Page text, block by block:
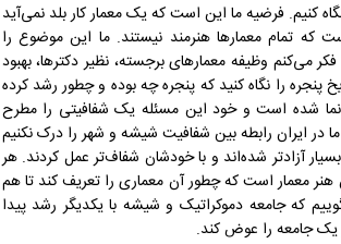
کنیم. فرضیه ما این است که یک معمار کار بلد نمی‌آید
تمام معمارها هنرمند نیستند. ما این موضوع را
وظیفه معمارهای برجسته، نظیر دکترها، بهبود
پنجره را نگاه کنید که پنجره چه بوده و چطور رشد کرده
شده است و خود این مسئله یک شفافیتی را مطرح
ایران رابطه بین شفافیت شیشه و شهر را درک نکنیم
آزادتر شده‌اند و با خودشان شفاف‌تر عمل کردند. هر
معمار است که چطور آن معماری را تعریف کند تا هم
که جامعه دموکراتیک و شیشه با یکدیگر رشد پیدا
یک جامعه را عوض کند.